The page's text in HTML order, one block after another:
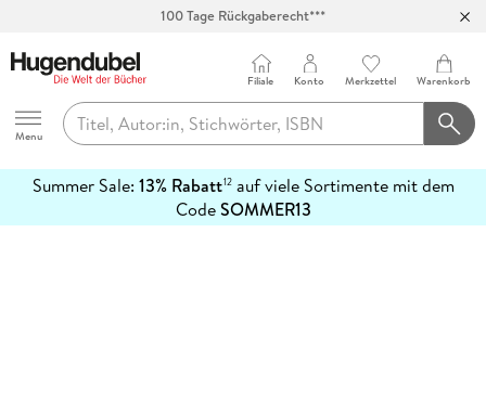
100 Tage Rückgaberecht***
Hugendubel
Menu
Filiale Konto Merkzettel Warenkorb
Summer Sale: 13% Rabatt12auf viele Sortimente mit dem
CodeSOMMER13
erfahren